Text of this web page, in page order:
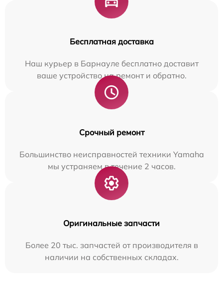
Бесплатная доставка
Наш курьер в Барнауле бесплатно доставит
ваше устройство на ремонт и обратно.
Срочный ремонт
Большинство неисправностей техники Yamaha
мы устраняем в течение 2 часов.
Оригинальные запчасти
Более 20 тыс. запчастей от производителя в
наличии на собственных складах.